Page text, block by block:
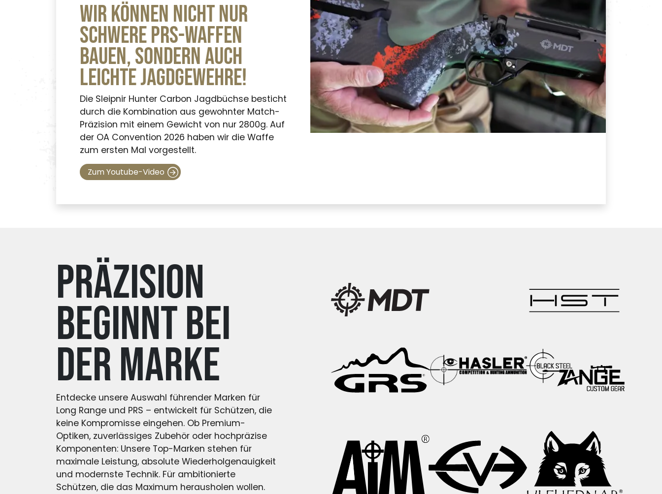
Wir können nicht nur
schwere PRS-Waffen
bauen, sondern auch
leichte Jagdgewehre!
Die Sleipnir Hunter Carbon Jagdbüchse besticht
durch die Kombination aus gewohnter Match-
Präzision mit einem Gewicht von nur 2800g. Auf
der OA Convention 2026 haben wir die Waffe
zum ersten Mal vorgestellt.
Zum Youtube-Video
Präzision
beginnt bei
der Marke
Entdecke unsere Auswahl führender Marken für
Long Range und PRS – entwickelt für Schützen, die
keine Kompromisse eingehen. Ob Premium-
Optiken, zuverlässiges Zubehör oder hochpräzise
Komponenten: Unsere Top-Marken stehen für
maximale Leistung, absolute Wiederholgenauigkeit
und modernste Technik. Für ambitionierte
Schützen, die das Maximum herausholen wollen.